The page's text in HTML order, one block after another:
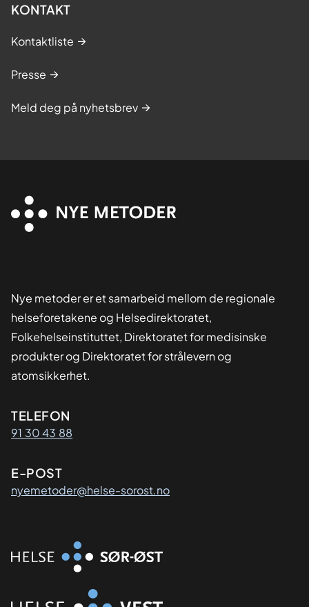
KONTAKT
Kontaktliste
Presse
Meld deg på nyhetsbrev
Nye metoder er et samarbeid mellom de regionale
helseforetakene og Helsedirektoratet,
Folkehelseinstituttet, Direktoratet for medisinske
produkter og Direktoratet for strålevern og
atomsikkerhet.
Kontaktinformasjon
TELEFON
91 30 43 88
E-POST
nyemetoder@helse-sorost.no
Organisasjon